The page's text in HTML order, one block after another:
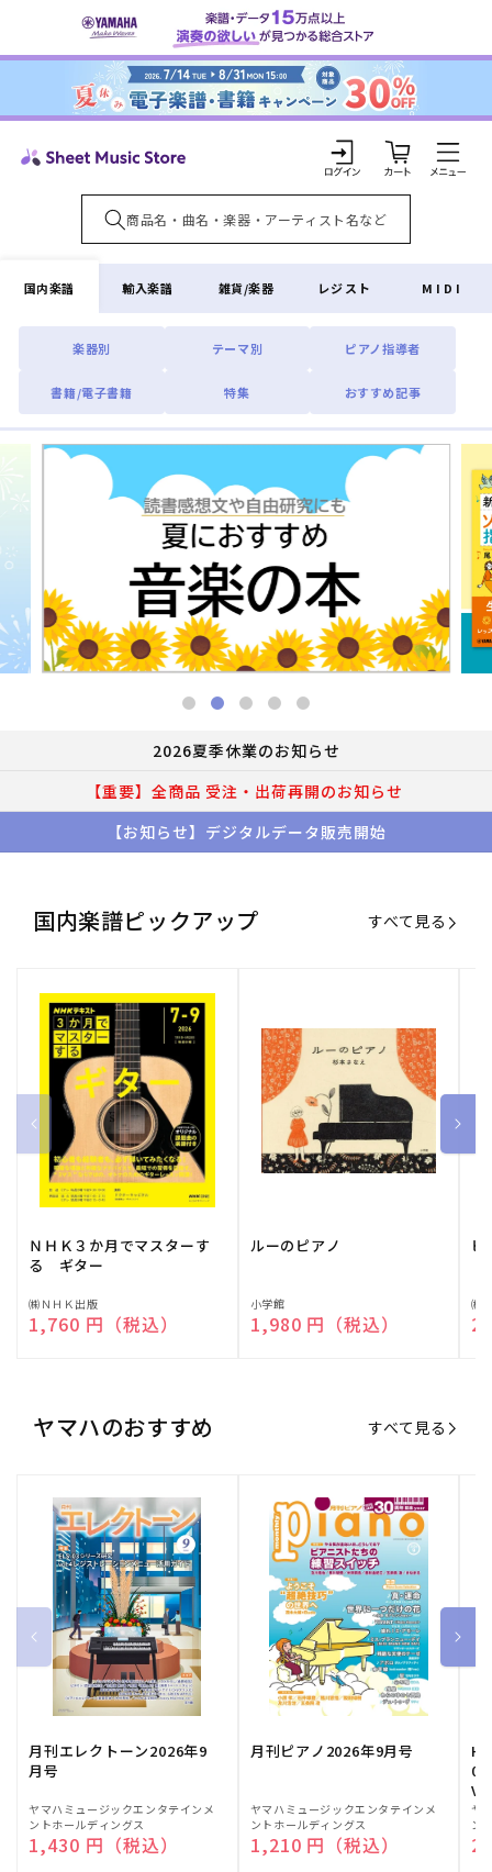
ンツに
ロ
グ
イ
ン
カ
ー
ト
国内楽譜
楽器別 テーマ別 ピアノ指導者
書籍/電子書籍 特集 おすすめ記事
輸入楽譜 雑貨/楽器 レジスト MIDI
2026夏季休業のお知らせ
【重要】全商品 受注・出荷再開のお知らせ
【お知らせ】デジタルデータ販売開始
国内楽譜ピックアップ すべて見る
ＮＨＫ３か月でマスターす
る ギター
販
売
㈱ＮＨＫ出版
通常価格
1,760 円（税込）
ルーのピアノ
販
売
小学館
通常価格
1,980 円（税込）
ピ
販
売
㈱
ヤマハのおすすめ すべて見る
月刊エレクトーン2026年9
月号
販
売
元:
ヤマハミュージックエンタテインメ
ントホールディングス
通常価格
1,430 円（税込）
月刊ピアノ2026年9月号
販
売
元:
ヤマハミュージックエンタテインメ
ントホールディングス
通常価格
1,210 円（税込）
販
売
元:
ヤ
ン